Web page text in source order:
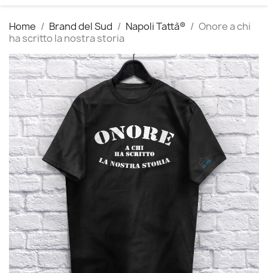
Home Brand del Sud Napoli Tattà®
Onore a chi
ha scritto la nostra storia